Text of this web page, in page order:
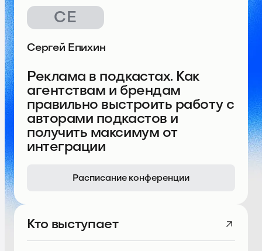
СЕ
Реклама в подкастах. Как
агентствам и брендам
правильно выстроить работу с
авторами подкастов и
получить максимум от
интеграции
Сергей Епихин
Расписание конференции
Кто выступает